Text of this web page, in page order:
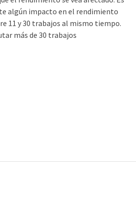
algún impacto en el rendimiento
11 y 30 trabajos al mismo tiempo.
más de 30 trabajos